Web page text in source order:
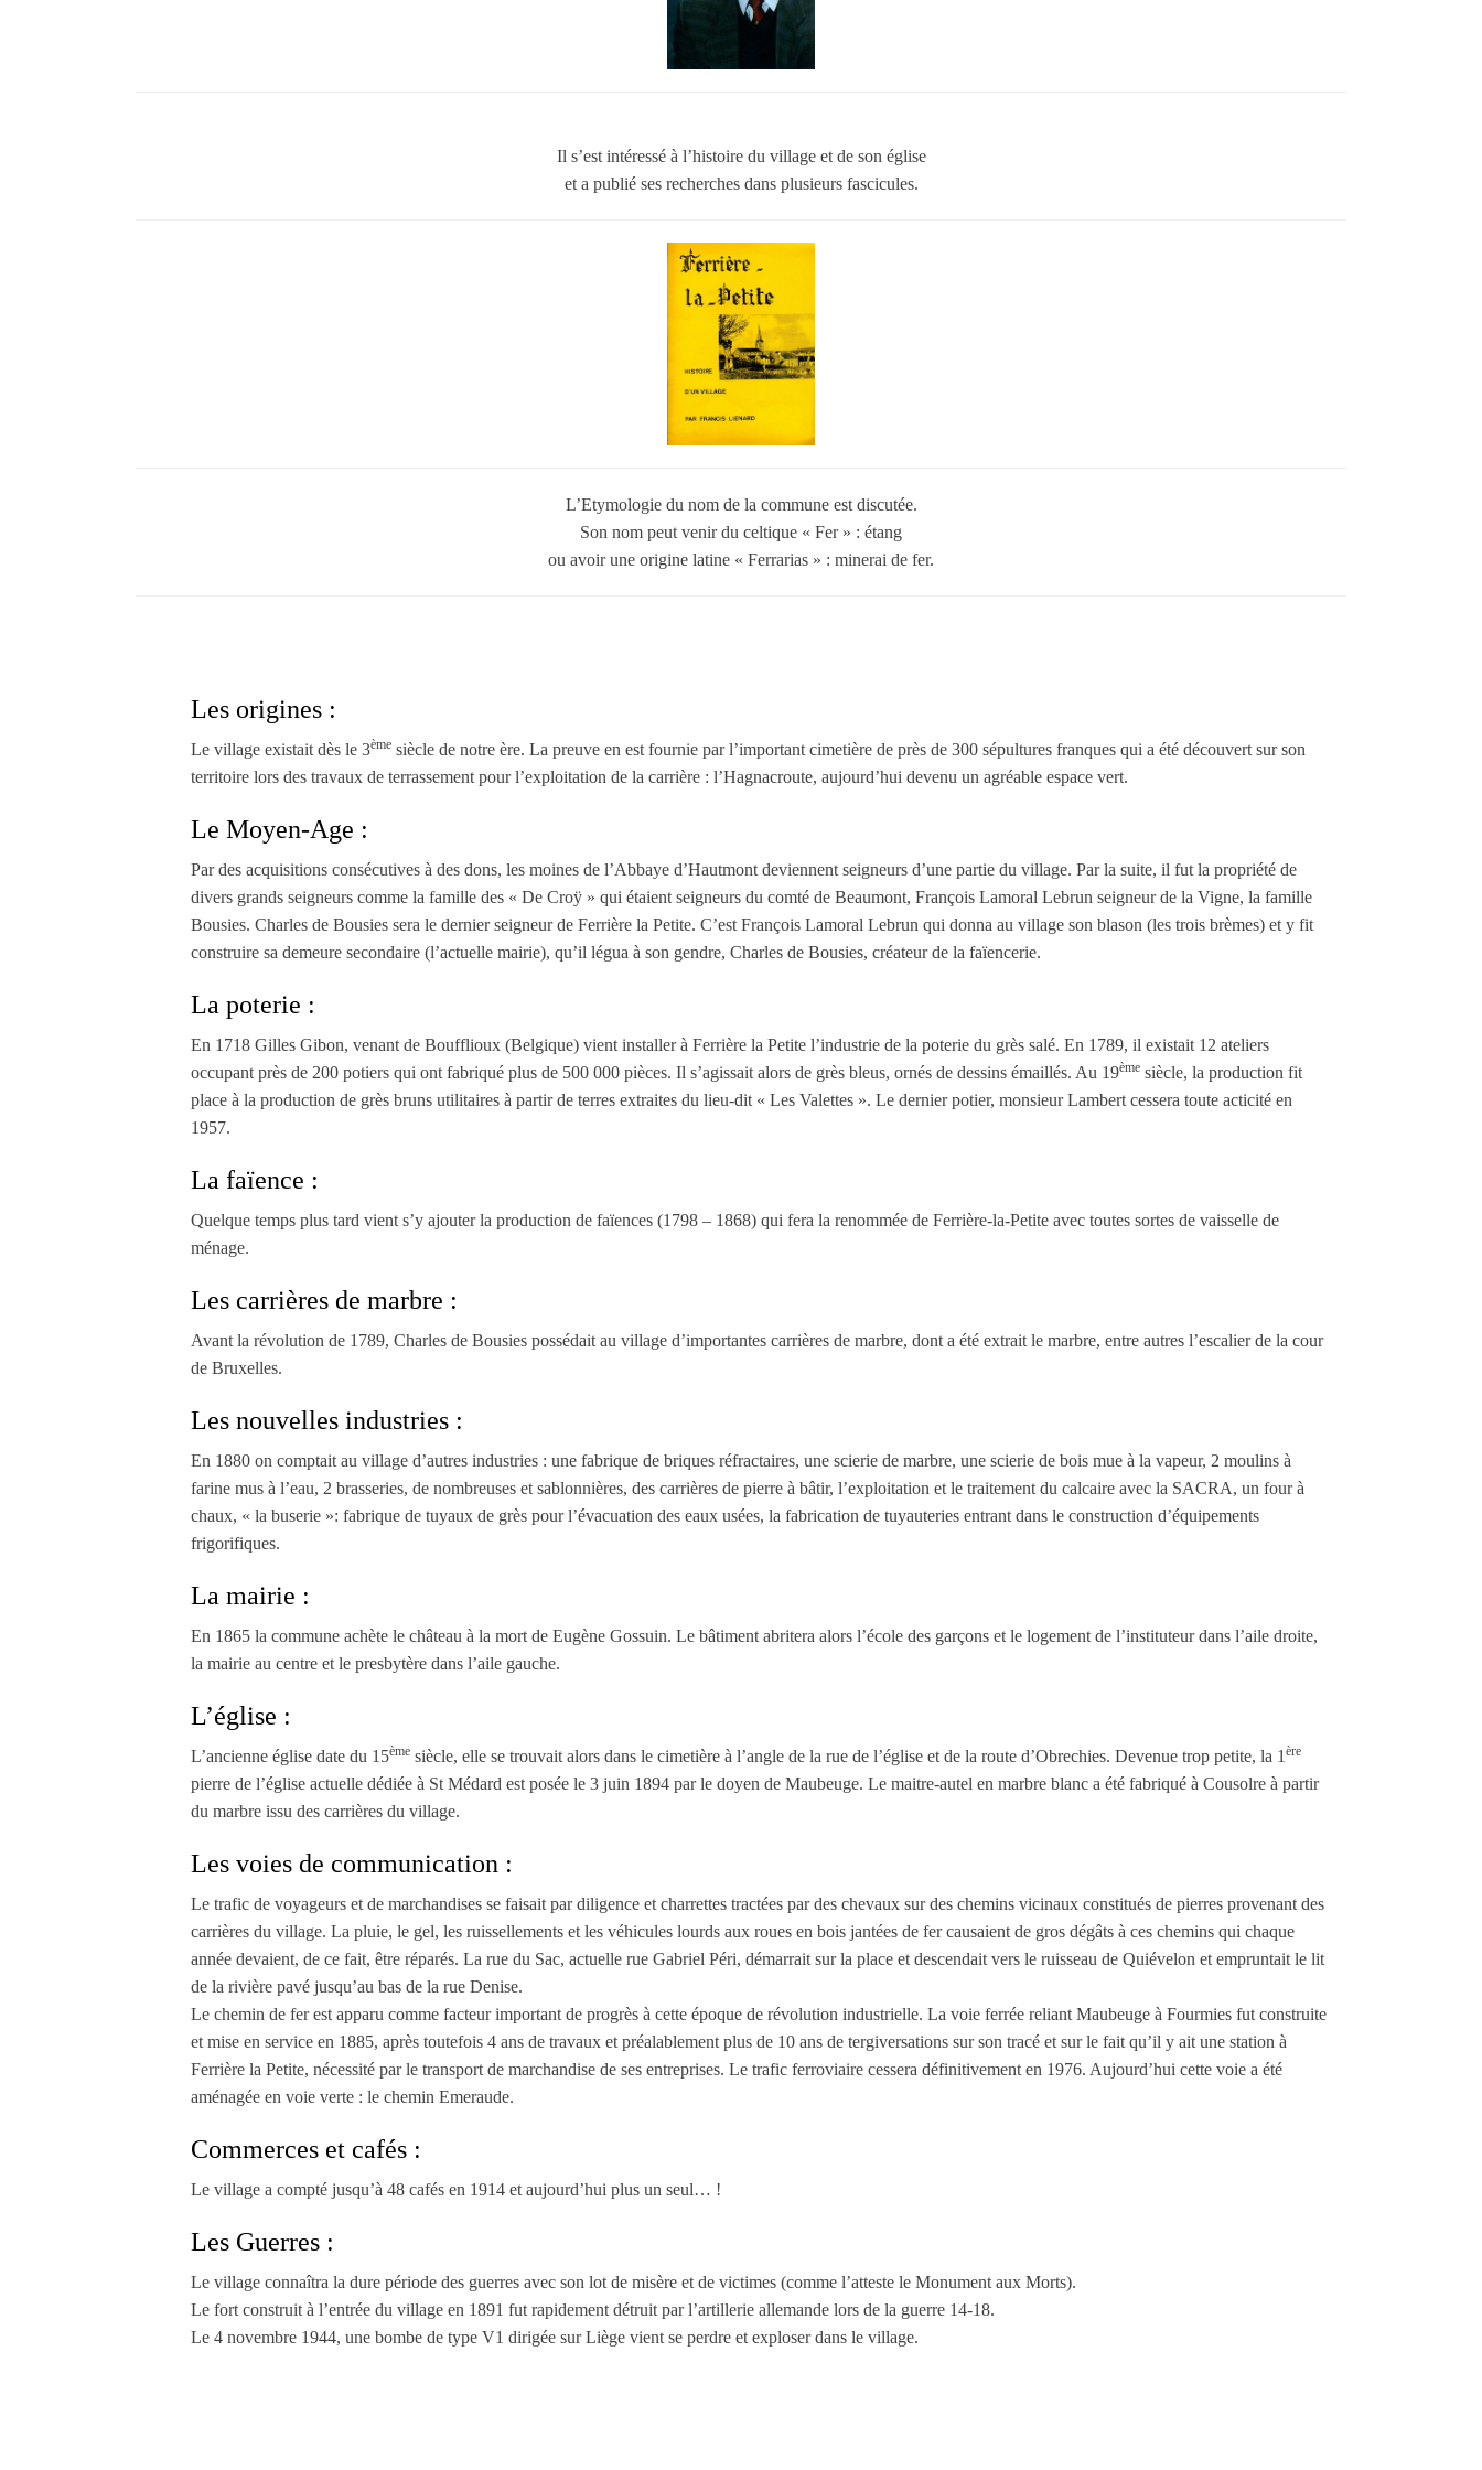
Il s’est intéressé à l’histoire du village et de son église
et a publié ses recherches dans plusieurs fascicules.
L’Etymologie du nom de la commune est discutée.
Son nom peut venir du celtique « Fer » : étang
ou avoir une origine latine « Ferrarias » : minerai de fer.
Les origines :
Le village existait dès le 3ème siècle de notre ère. La preuve en est fournie par l’important cimetière de près de 300 sépultures franques qui a été découvert sur son
territoire lors des travaux de terrassement pour l’exploitation de la carrière : l’Hagnacroute, aujourd’hui devenu un agréable espace vert.
Le Moyen-Age :
Par des acquisitions consécutives à des dons, les moines de l’Abbaye d’Hautmont deviennent seigneurs d’une partie du village. Par la suite, il fut la propriété de
divers grands seigneurs comme la famille des « De Croÿ » qui étaient seigneurs du comté de Beaumont, François Lamoral Lebrun seigneur de la Vigne, la famille
Bousies. Charles de Bousies sera le dernier seigneur de Ferrière la Petite. C’est François Lamoral Lebrun qui donna au village son blason (les trois brèmes) et y fit
construire sa demeure secondaire (l’actuelle mairie), qu’il légua à son gendre, Charles de Bousies, créateur de la faïencerie.
La poterie :
En 1718 Gilles Gibon, venant de Boufflioux (Belgique) vient installer à Ferrière la Petite l’industrie de la poterie du grès salé. En 1789, il existait 12 ateliers
occupant près de 200 potiers qui ont fabriqué plus de 500 000 pièces. Il s’agissait alors de grès bleus, ornés de dessins émaillés. Au 19ème siècle, la production fit
place à la production de grès bruns utilitaires à partir de terres extraites du lieu-dit « Les Valettes ». Le dernier potier, monsieur Lambert cessera toute acticité en
1957.
La faïence :
Quelque temps plus tard vient s’y ajouter la production de faïences (1798 – 1868) qui fera la renommée de Ferrière-la-Petite avec toutes sortes de vaisselle de
ménage.
Les carrières de marbre :
Avant la révolution de 1789, Charles de Bousies possédait au village d’importantes carrières de marbre, dont a été extrait le marbre, entre autres l’escalier de la cour
de Bruxelles.
Les nouvelles industries :
En 1880 on comptait au village d’autres industries : une fabrique de briques réfractaires, une scierie de marbre, une scierie de bois mue à la vapeur, 2 moulins à
farine mus à l’eau, 2 brasseries, de nombreuses et sablonnières, des carrières de pierre à bâtir, l’exploitation et le traitement du calcaire avec la SACRA, un four à
chaux, « la buserie »: fabrique de tuyaux de grès pour l’évacuation des eaux usées, la fabrication de tuyauteries entrant dans le construction d’équipements
frigorifiques.
La mairie :
En 1865 la commune achète le château à la mort de Eugène Gossuin. Le bâtiment abritera alors l’école des garçons et le logement de l’instituteur dans l’aile droite,
la mairie au centre et le presbytère dans l’aile gauche.
L’église :
L’ancienne église date du 15ème siècle, elle se trouvait alors dans le cimetière à l’angle de la rue de l’église et de la route d’Obrechies. Devenue trop petite, la 1 ère
pierre de l’église actuelle dédiée à St Médard est posée le 3 juin 1894 par le doyen de Maubeuge. Le maitre-autel en marbre blanc a été fabriqué à Cousolre à partir
du marbre issu des carrières du village.
Les voies de communication :
Le trafic de voyageurs et de marchandises se faisait par diligence et charrettes tractées par des chevaux sur des chemins vicinaux constitués de pierres provenant des
carrières du village. La pluie, le gel, les ruissellements et les véhicules lourds aux roues en bois jantées de fer causaient de gros dégâts à ces chemins qui chaque
année devaient, de ce fait, être réparés. La rue du Sac, actuelle rue Gabriel Péri, démarrait sur la place et descendait vers le ruisseau de Quiévelon et empruntait le lit
de la rivière pavé jusqu’au bas de la rue Denise.
Le chemin de fer est apparu comme facteur important de progrès à cette époque de révolution industrielle. La voie ferrée reliant Maubeuge à Fourmies fut construite
et mise en service en 1885, après toutefois 4 ans de travaux et préalablement plus de 10 ans de tergiversations sur son tracé et sur le fait qu’il y ait une station à
Ferrière la Petite, nécessité par le transport de marchandise de ses entreprises. Le trafic ferroviaire cessera définitivement en 1976. Aujourd’hui cette voie a été
aménagée en voie verte : le chemin Emeraude.
Commerces et cafés :
Le village a compté jusqu’à 48 cafés en 1914 et aujourd’hui plus un seul… !
Les Guerres :
Le village connaîtra la dure période des guerres avec son lot de misère et de victimes (comme l’atteste le Monument aux Morts).
Le fort construit à l’entrée du village en 1891 fut rapidement détruit par l’artillerie allemande lors de la guerre 14-18.
Le 4 novembre 1944, une bombe de type V1 dirigée sur Liège vient se perdre et exploser dans le village.